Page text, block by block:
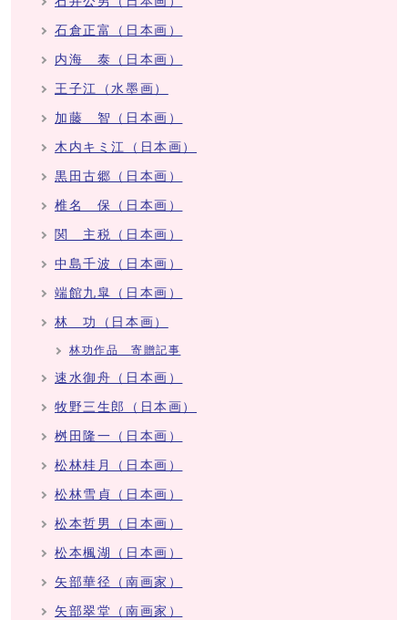
石倉正富（日本画）
内海 泰（日本画）
王子江（水墨画）
加藤 智（日本画）
木内キミ江（日本画）
黒田古郷（日本画）
椎名 保（日本画）
関 主税（日本画）
中島千波（日本画）
端館九皐（日本画）
林 功（日本画）
林功作品 寄贈記事
速水御舟（日本画）
牧野三生郎（日本画）
桝田隆一（日本画）
松林桂月（日本画）
松林雪貞（日本画）
松本哲男（日本画）
松本楓湖（日本画）
矢部華径（南画家）
矢部翠堂（南画家）